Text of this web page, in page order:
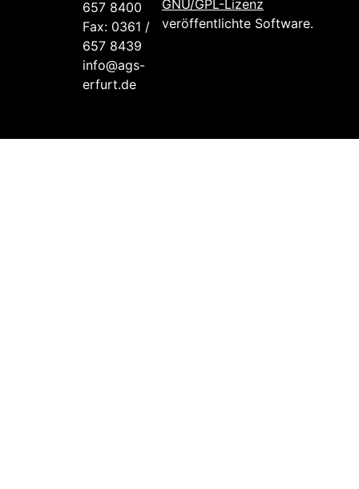
657 8400
Fax: 0361 /
657 8439
info@ags-
erfurt.de
GNU/GPL-Lizenz
veröffentlichte Software.